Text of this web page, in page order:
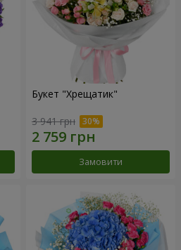
Букет "Хрещатик"
3 941 грн
Замовити